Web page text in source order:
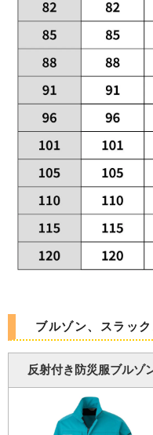
ブルゾン、スラッ
反射付き防災服ブルゾ